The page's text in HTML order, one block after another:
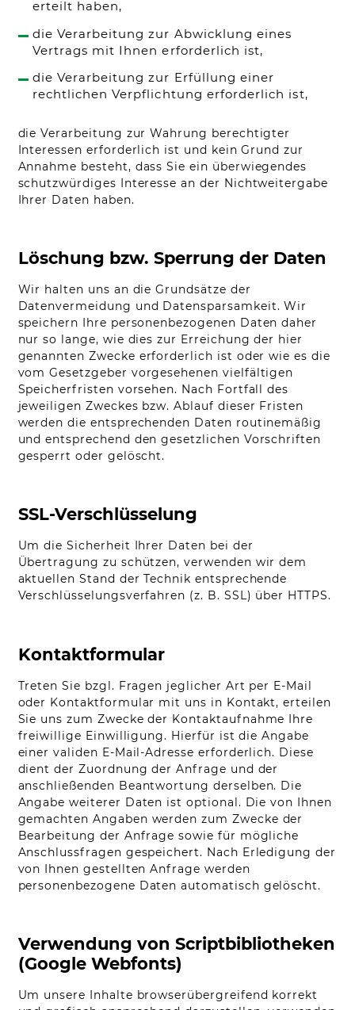
Handmade byFunkhaus.io
erteilt haben,
die Verarbeitung zur Abwicklung eines
Vertrags mit Ihnen erforderlich ist,
die Verarbeitung zur Erfüllung einer
rechtlichen Verpflichtung erforderlich ist,
die Verarbeitung zur Wahrung berechtigter
Interessen erforderlich ist und kein Grund zur
Annahme besteht, dass Sie ein überwiegendes
schutzwürdiges Interesse an der Nichtweitergabe
Ihrer Daten haben.
Löschung bzw. Sperrung der Daten
Wir halten uns an die Grundsätze der
Datenvermeidung und Datensparsamkeit. Wir
speichern Ihre personenbezogenen Daten daher
nur so lange, wie dies zur Erreichung der hier
genannten Zwecke erforderlich ist oder wie es die
vom Gesetzgeber vorgesehenen vielfältigen
Speicherfristen vorsehen. Nach Fortfall des
jeweiligen Zweckes bzw. Ablauf dieser Fristen
werden die entsprechenden Daten routinemäßig
und entsprechend den gesetzlichen Vorschriften
gesperrt oder gelöscht.
SSL-Verschlüsselung
Um die Sicherheit Ihrer Daten bei der
Übertragung zu schützen, verwenden wir dem
aktuellen Stand der Technik entsprechende
Verschlüsselungsverfahren (z. B. SSL) über HTTPS.
Kontaktformular
Treten Sie bzgl. Fragen jeglicher Art per E-Mail
oder Kontaktformular mit uns in Kontakt, erteilen
Sie uns zum Zwecke der Kontaktaufnahme Ihre
freiwillige Einwilligung. Hierfür ist die Angabe
einer validen E-Mail-Adresse erforderlich. Diese
dient der Zuordnung der Anfrage und der
anschließenden Beantwortung derselben. Die
Angabe weiterer Daten ist optional. Die von Ihnen
gemachten Angaben werden zum Zwecke der
Bearbeitung der Anfrage sowie für mögliche
Anschlussfragen gespeichert. Nach Erledigung der
von Ihnen gestellten Anfrage werden
personenbezogene Daten automatisch gelöscht.
Verwendung von Scriptbibliotheken
(Google Webfonts)
Um unsere Inhalte browserübergreifend korrekt